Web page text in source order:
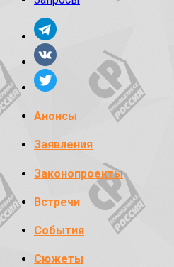
Анонсы
Заявления
Законопроекты
Встречи
События
Сюжеты